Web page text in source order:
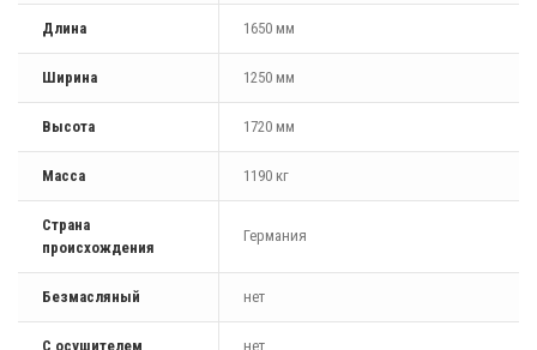
Длина 1650 мм
Ширина 1250 мм
Высота 1720 мм
Масса 1190 кг
Страна
происхождения
Германия
Безмасляный нет
С осушителем нет